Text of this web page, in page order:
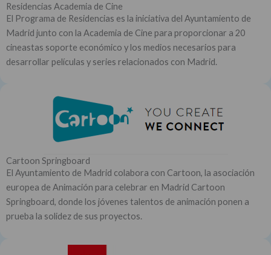
Residencias Academia de Cine
El Programa de Residencias es la iniciativa del Ayuntamiento de
Madrid junto con la Academia de Cine para proporcionar a 20
cineastas soporte económico y los medios necesarios para
desarrollar películas y series relacionados con Madrid.
Cartoon Springboard
El Ayuntamiento de Madrid colabora con Cartoon, la asociación
europea de Animación para celebrar en Madrid Cartoon
Springboard, donde los jóvenes talentos de animación ponen a
prueba la solidez de sus proyectos.